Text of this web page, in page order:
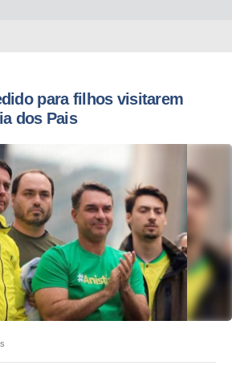
para filhos visitarem
dos Pais